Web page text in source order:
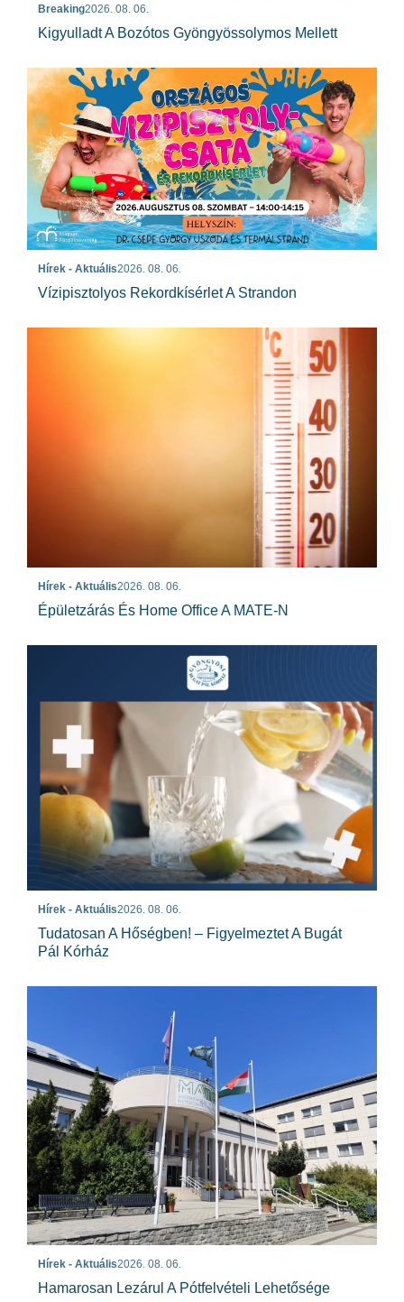
Breaking2026. 08. 06.
Kigyulladt A Bozótos Gyöngyössolymos Mellett
Hírek - Aktuális2026. 08. 06.
Vízipisztolyos Rekordkísérlet A Strandon
Hírek - Aktuális2026. 08. 06.
Épületzárás És Home Office A MATE-N
Hírek - Aktuális2026. 08. 06.
Tudatosan A Hőségben! – Figyelmeztet A Bugát
Pál Kórház
Hírek - Aktuális2026. 08. 06.
Hamarosan Lezárul A Pótfelvételi Lehetősége